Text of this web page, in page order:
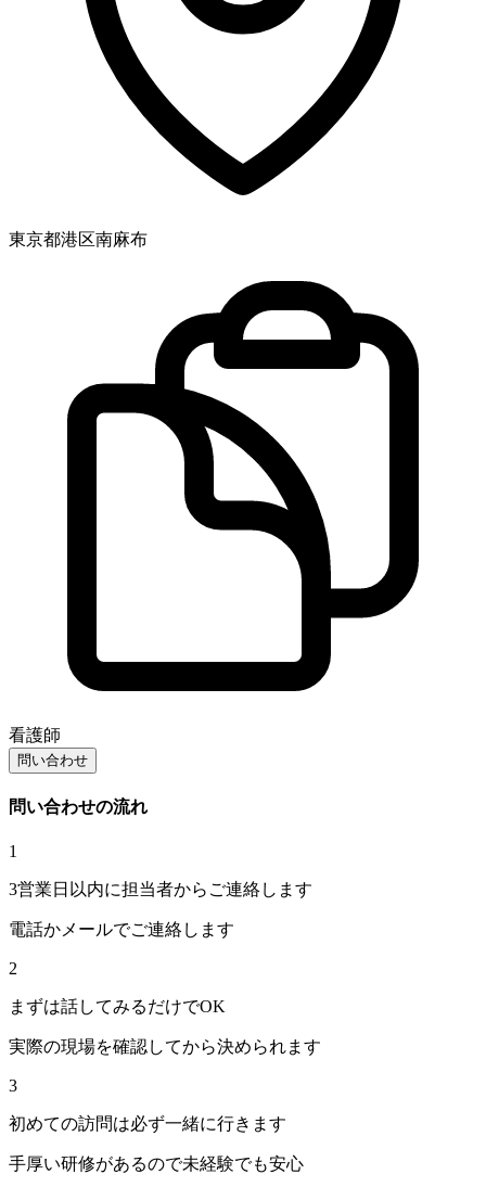
東京都港区南麻布
看護師
問い合わせ
問い合わせの流れ
1
3営業日以内に担当者からご連絡します
電話かメールでご連絡します
2
まずは話してみるだけでOK
実際の現場を確認してから決められます
3
初めての訪問は必ず一緒に行きます
手厚い研修があるので未経験でも安心